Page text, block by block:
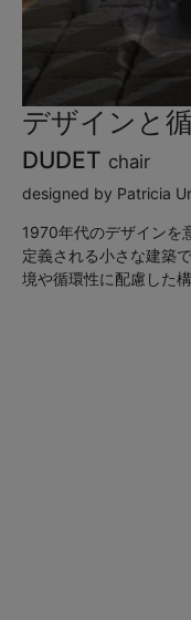
デザインと
DUDET chair
designed by Patricia
1970年代のデザインを
定義される小さな建築で
境や循環性に配慮した